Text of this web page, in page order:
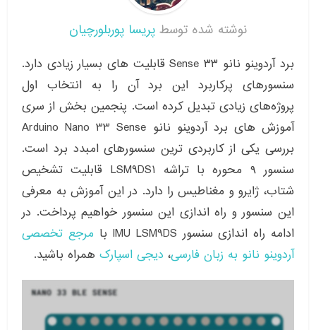
نوشته شده توسط پریسا پوربلورچیان
برد آردوینو نانو ۳۳ Sense قابلیت های بسیار زیادی دارد.
سنسورهای پرکاربرد این برد آن را به انتخاب اول
پروژه‌های زیادی تبدیل کرده است. پنجمین بخش از سری
آموزش های برد آردوینو نانو Arduino Nano 33 Sense
بررسی یکی از کاربردی ترین سنسورهای امبدد برد است.
سنسور ۹ محوره با تراشه LSM9DS1 قابلیت تشخیص
شتاب، ژایرو و مغناطیس را دارد. در این آموزش به معرفی
این سنسور و راه اندازی این سنسور خواهیم پرداخت. در
ادامه راه اندازی سنسور IMU LSM9DS با
مرجع تخصصی
آردوینو نانو به زبان فارسی، دیجی اسپارک همراه باشید.